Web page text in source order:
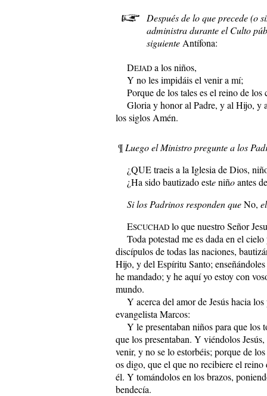
Después de lo que precede (o
administra durante el Culto
siguiente Antífona:
DEJAD a los niños,
Y no les impidáis el venir a mí;
Porque de los tales es el reino de los
Gloria y honor al Padre, y al Hijo, y
los siglos Amén.
¶ Luego el Ministro pregunte a los
¿QUE traeis a la Iglesia de Dios,
¿Ha sido bautizado esteniñoantes
Si los Padrinos responden queNo,
ESCUCHAD lo que nuestro Señor
Toda potestad me es dada en el
discípulos de todas las naciones,
Hijo, y del Espíritu Santo;
he mandado; y he aquí yo estoy con
mundo.
Y acerca del amor de Jesús hacia
evangelista Marcos:
Y le presentaban niños para que los
que los presentaban. Y viéndolos
venir, y no se lo estorbéis; porque de
os digo, que el que no recibiere el
él. Y tomándolos en los brazos,
bendecía.